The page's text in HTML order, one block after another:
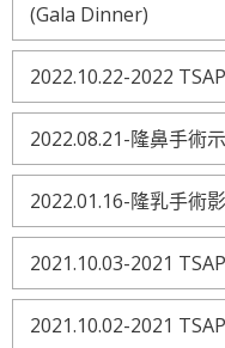
(Gala Dinner)
2022.10.22-2022
2022.08.21-隆鼻手術
2022.01.16-隆乳手術
2021.10.03-2021
2021.10.02-2021